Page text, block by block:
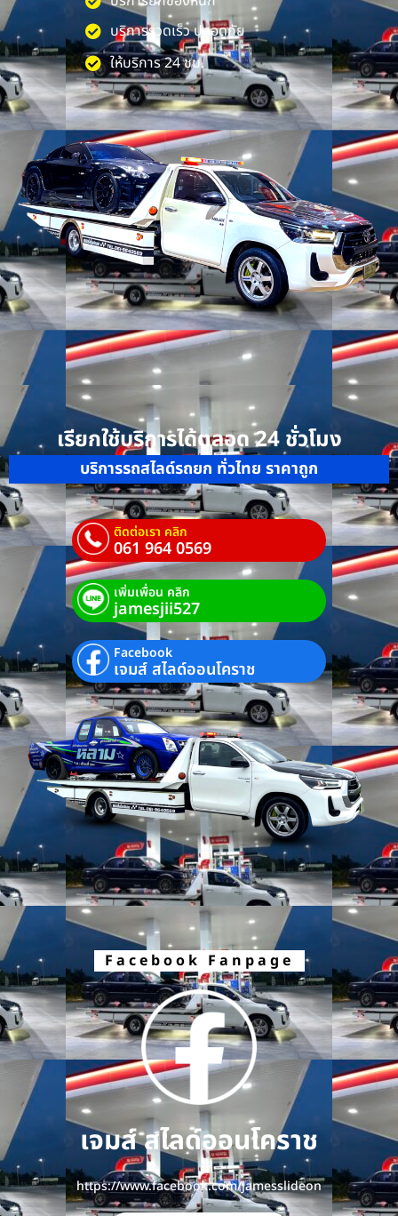
บริการรวดเร็ว ปลอดภัย
ให้บริการ 24 ชม.
เรียกใช้บริการได้ตลอด 24 ชั่วโมง
บริการรถสไลด์รถยก ทั่วไทย ราคาถูก
ติดต่อเรา คลิก
061 964 0569
เพิ่มเพื่อน คลิก
jamesjii527
Facebook
เจมส์ สไลด์ออนโคราช
Facebook Fanpage
เจมส์ สไลด์ออนโคราช
https://www.facebook.com/jamesslideon